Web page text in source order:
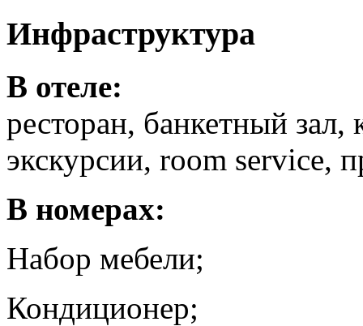
Инфраструктура
В отеле:
ресторан, банкетный
экскурсии, room service,
В номерах:
Набор мебели;
Кондиционер;